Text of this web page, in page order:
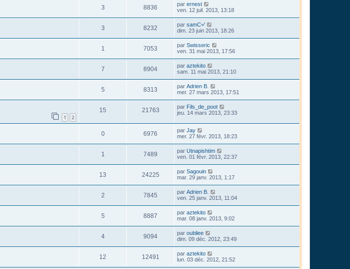
3 8836 par ernest
ven. 12 juil. 2013, 13:18
3 8232 par samC='
dim. 23 juin 2013, 18:26
1 7053 par Swisseric
ven. 31 mai 2013, 17:56
7 8904 par aztekito
sam. 11 mai 2013, 21:10
5 8313 par Adrien B.
mer. 27 mars 2013, 17:51
1 2
15 21763 par Fils_de_poot
jeu. 14 mars 2013, 23:33
0 6976 par Jay
mer. 27 févr. 2013, 18:23
1 7489 par Utnapishtim
ven. 01 févr. 2013, 22:37
13 24225 par Sagouin
mar. 29 janv. 2013, 1:17
2 7845 par Adrien B.
ven. 25 janv. 2013, 11:04
5 8887 par aztekito
mar. 08 janv. 2013, 9:02
4 9094 par oubliee
dim. 09 déc. 2012, 23:49
12 12491 par aztekito
lun. 03 déc. 2012, 21:52